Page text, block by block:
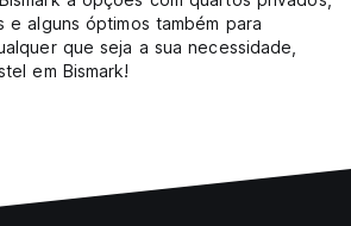
e alguns óptimos também para
que seja a sua necessidade,
em Bismark!